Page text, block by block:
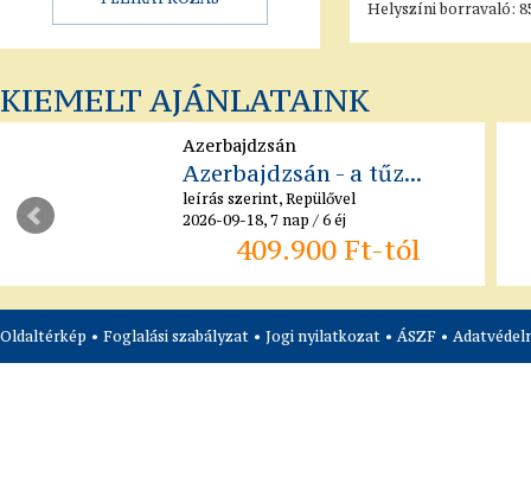
Helyszíni borravaló:
KIEMELT AJÁNLATAINK
Azerbajdzsán
Azerbajdzsán - a tűz...
leírás szerint, Repülővel
2026-09-18, 7 nap / 6 éj
409.900 Ft-tól
Oldaltérkép • Foglalási szabályzat • Jogi nyilatkozat • ÁSZF •